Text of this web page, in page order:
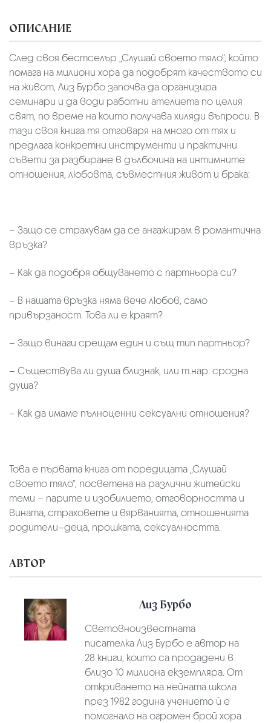
ОПИСАНИЕ
След своя бестселър „Слушай своето тяло“, който
помага на милиони хора да подобрят качеството си
на живот, Лиз Бурбо започва да организира
семинари и да води работни ателиета по целия
свят, по време на които получава хиляди въпроси. В
тази своя книга тя отговаря на много от тях и
предлага конкретни инструменти и практични
съвети за разбиране в дълбочина на интимните
отношения, любовта, съвместния живот и брака:
– Защо се страхувам да се ангажирам в романтична
връзка?
– Как да подобря общуването с партньора си?
– В нашата връзка няма вече любов, само
привързаност. Това ли е краят?
– Защо винаги срещам един и същ тип партньор?
– Съществува ли душа близнак, или т.нар. сродна
душа?
– Как да имаме пълноценни сексуални отношения?
Това е първата книга от поредицата „Слушай
своето тяло“, посветена на различни житейски
теми – парите и изобилието, отговорността и
вината, страховете и вярванията, отношенията
родители–деца, прошката, сексуалността.
АВТОР
Лиз Бурбо
Световноизвестната
писателка Лиз Бурбо е автор на
28 книги, които са продадени в
близо 10 милиона екземпляра. От
откриването на нейната школа
през 1982 година учението й е
помогнало на огромен брой хора